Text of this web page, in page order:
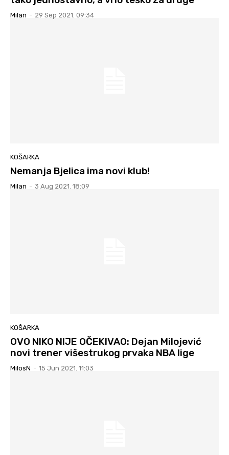
Milan - 29 Sep 2021. 09:34
KOŠARKA
Nemanja Bjelica ima novi klub!
Milan - 3 Aug 2021. 18:09
KOŠARKA
OVO NIKO NIJE OČEKIVAO: Dejan Milojević
novi trener višestrukog prvaka NBA lige
MilosN - 15 Jun 2021. 11:03